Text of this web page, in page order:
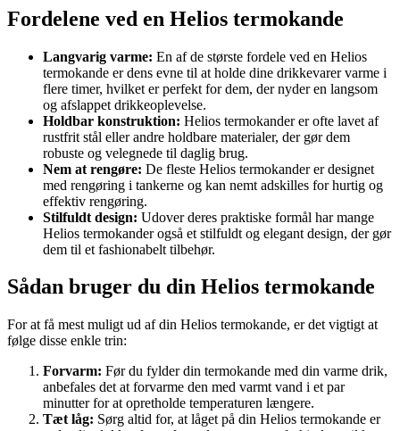
Fordelene ved en Helios termokande
Langvarig varme: En af de største fordele ved en Helios
termokande er dens evne til at holde dine drikkevarer varme i
flere timer, hvilket er perfekt for dem, der nyder en langsom
og afslappet drikkeoplevelse.
Holdbar konstruktion: Helios termokander er ofte lavet af
rustfrit stål eller andre holdbare materialer, der gør dem
robuste og velegnede til daglig brug.
Nem at rengøre: De fleste Helios termokander er designet
med rengøring i tankerne og kan nemt adskilles for hurtig og
effektiv rengøring.
Stilfuldt design: Udover deres praktiske formål har mange
Helios termokander også et stilfuldt og elegant design, der gør
dem til et fashionabelt tilbehør.
Sådan bruger du din Helios termokande
For at få mest muligt ud af din Helios termokande, er det vigtigt at
følge disse enkle trin:
Forvarm: Før du fylder din termokande med din varme drik,
anbefales det at forvarme den med varmt vand i et par
minutter for at opretholde temperaturen længere.
Tæt låg: Sørg altid for, at låget på din Helios termokande er